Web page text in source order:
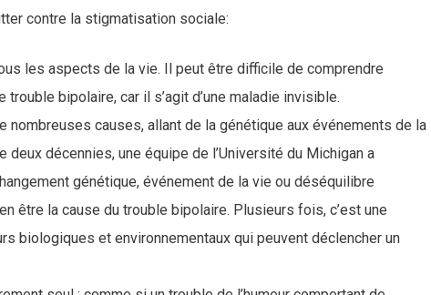
contre la stigmatisation sociale:
les aspects de la vie. Il peut être difficile de comprendre
bipolaire, car il s’agit d’une maladie invisible.
nombreuses causes, allant de la génétique aux événements de la
deux décennies, une équipe de l’Université du Michigan a
génétique, événement de la vie ou déséquilibre
être la cause du trouble bipolaire. Plusieurs fois, c’est une
biologiques et environnementaux qui peuvent déclencher un